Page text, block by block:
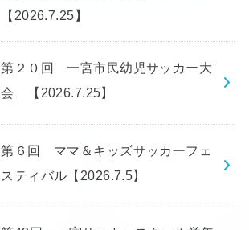
【2026.7.25】
第２０回 一宮市民幼児サッカー大
会 【2026.7.25】
第６回 ママ＆キッズサッカーフェ
スティバル【2026.7.5】